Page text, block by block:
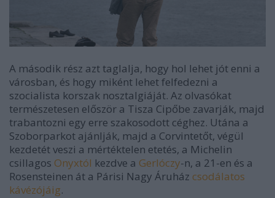
A második rész azt taglalja, hogy hol lehet jót enni a
városban, és hogy miként lehet felfedezni a
szocialista korszak nosztalgiáját. Az olvasókat
természetesen először a Tisza Cipőbe zavarják, majd
trabantozni egy erre szakosodott céghez. Utána a
Szoborparkot ajánlják, majd a Corvintetőt, végül
kezdetét veszi a mértéktelen etetés, a Michelin
csillagos Onyxtól kezdve a Gerlóczy-n, a 21-en és a
Rosensteinen át a Párisi Nagy Áruház csodálatos
kávézójáig.